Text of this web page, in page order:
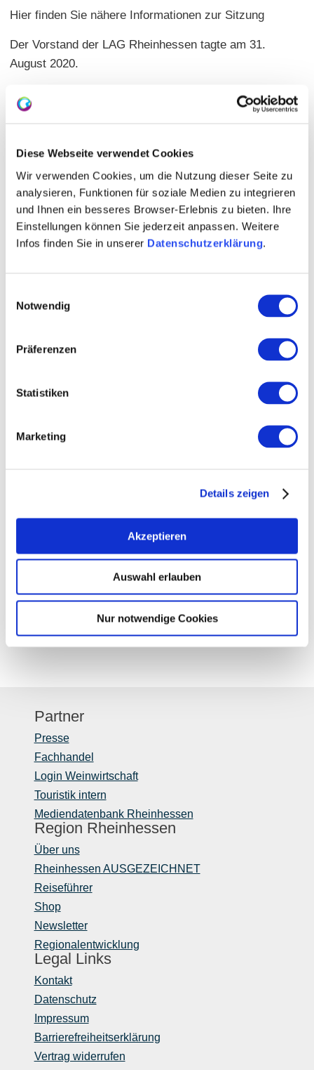
Diese Webseite verwendet Cookies
Wir verwenden Cookies, um die Nutzung dieser Seite zu
analysieren, Funktionen für soziale Medien zu integrieren
und Ihnen ein besseres Browser-Erlebnis zu bieten. Ihre
Einstellungen können Sie jederzeit anpassen. Weitere
Infos finden Sie in unserer Datenschutzerklärung.
Notwendig
Präferenzen
Statistiken
Marketing
Details zeigen
Akzeptieren
Auswahl erlauben
Nur notwendige Cookies
Hier finden Sie nähere Informationen zur Sitzung
Der Vorstand der LAG Rheinhessen tagte am 31.
August 2020.
Die Ergebnisse der Vorstandsitzung finden Sie in der
Niederschrift.
ein GAK-Vorhaben "Multifunktionsraum mit Freisitz und Veranstaltungsfläche in
Welgesheim"
ein Vorhaben "E-Lastenfahrräder, Fahrrad-Box, Ladestation für die VG Rhein-Selz und
deren Kommunen" im Rahmen des Förderaufrufs "Verbesserung der Infrastruktur für E-Bikes
2020 »
Partner
Presse
Fachhandel
Login Weinwirtschaft
Touristik intern
Mediendatenbank Rheinhessen
Region Rheinhessen
Über uns
Rheinhessen AUSGEZEICHNET
Reiseführer
Shop
Newsletter
Regionalentwicklung
Legal Links
Kontakt
Datenschutz
Impressum
Barrierefreiheitserklärung
Vertrag widerrufen